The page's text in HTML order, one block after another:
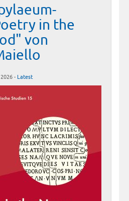
in the
von
- Latest